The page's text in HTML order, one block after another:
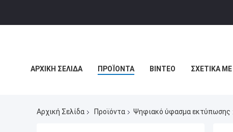
ΑΡΧΙΚΉ ΣΕΛΊΔΑ ΠΡΟΪΌΝΤΑ ΒΊΝΤΕΟ ΣΧΕΤΙΚΆ
Αρχική Σελίδα Προϊόντα Ψηφιακό ύφασμα εκτύπωσης